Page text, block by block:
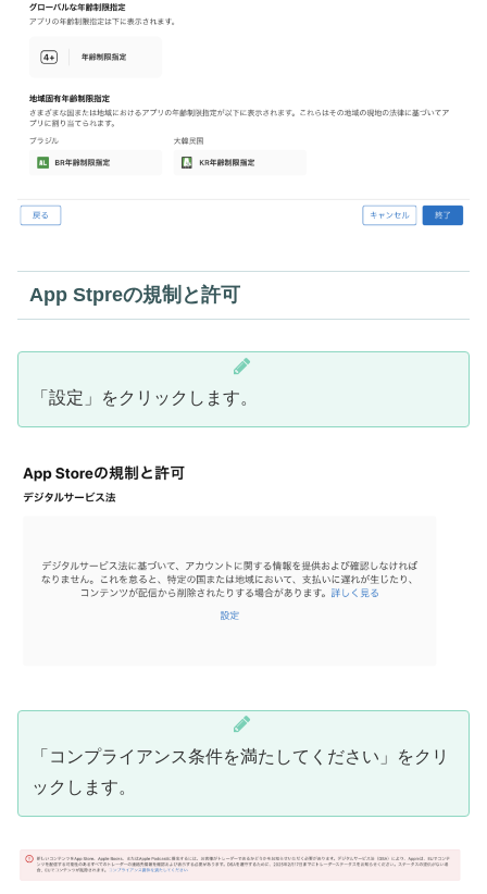
App Stpreの規制と許可
「設定」をクリックします。
「コンプライアンス条件を満たしてください」をクリ
ックします。